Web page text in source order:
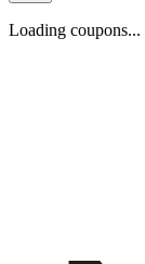
Loading coupons...